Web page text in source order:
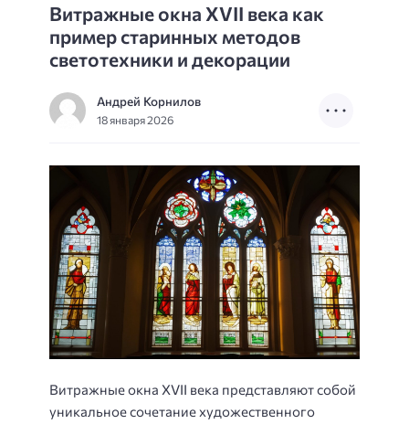
Витражные окна XVII века как
пример старинных методов
светотехники и декорации
Андрей Корнилов
18 января 2026
Витражные окна XVII века представляют собой
уникальное сочетание художественного